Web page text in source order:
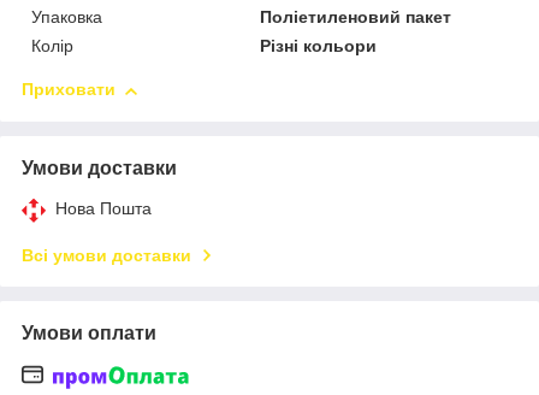
Упаковка
Поліетиленовий пакет
Колір
Різні кольори
Приховати
Умови доставки
Нова Пошта
Всі умови доставки
Умови оплати